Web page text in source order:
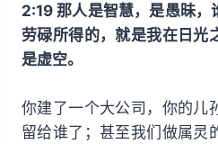
2:19 那人是智慧，是愚昧，
劳碌所得的，就是我在日光
是虚空。
你建了一个大公司，你的儿
留给谁了；甚至我们做属灵